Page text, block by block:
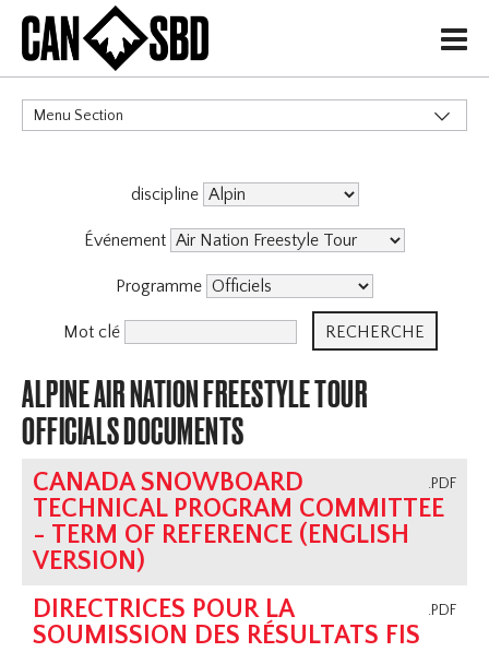
H
Menu Section
Événements & Compétitions
discipline
Événement
Programme
Mot clé
ALPINE AIR NATION FREESTYLE TOUR
OFFICIALS DOCUMENTS
.PDF
CANADA SNOWBOARD
TECHNICAL PROGRAM COMMITTEE
- TERM OF REFERENCE (ENGLISH
VERSION)
.PDF
DIRECTRICES POUR LA
SOUMISSION DES RÉSULTATS FIS